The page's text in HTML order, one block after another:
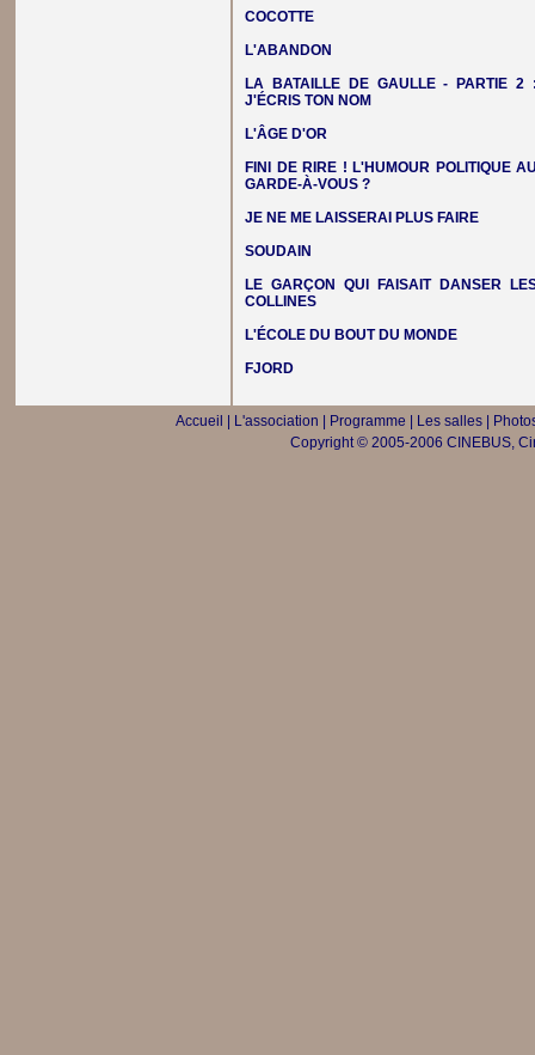
COCOTTE
L'ABANDON
LA BATAILLE DE GAULLE - PARTIE 2
J'ÉCRIS TON NOM
L'ÂGE D'OR
FINI DE RIRE ! L'HUMOUR POLITIQUE
GARDE-À-VOUS ?
JE NE ME LAISSERAI PLUS FAIRE
SOUDAIN
LE GARÇON QUI FAISAIT DANSER
COLLINES
L'ÉCOLE DU BOUT DU MONDE
FJORD
Accueil L'association Programme Les salles|
Copyright © 2005-2006 CINEBUS,